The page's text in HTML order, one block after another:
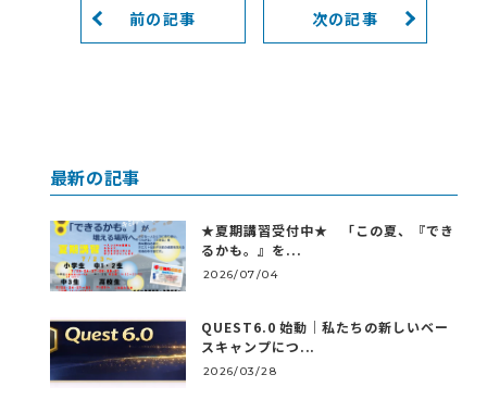
前の記事 次の記事
最新の記事
★夏期講習受付中★ 「この夏、『でき
るかも。』を...
2026/07/04
QUEST6.0 始動｜私たちの新しいベー
スキャンプにつ...
2026/03/28